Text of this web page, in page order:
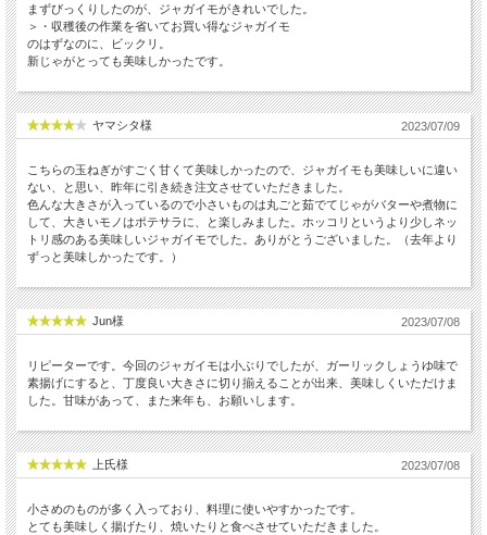
まずびっくりしたのが、ジャガイモがきれいでした。
＞・収穫後の作業を省いてお買い得なジャガイモ
のはずなのに、ビックリ。
新じゃがとっても美味しかったです。
ヤマシタ様 2023/07/09
こちらの玉ねぎがすごく甘くて美味しかったので、ジャガイモも美味しいに違い
ない、と思い、昨年に引き続き注文させていただきました。
色んな大きさが入っているので小さいものは丸ごと茹でてじゃがバターや煮物に
して、大きいモノはポテサラに、と楽しみました。ホッコリというより少しネッ
トリ感のある美味しいジャガイモでした。ありがとうございました。（去年より
ずっと美味しかったです。）
Jun様 2023/07/08
リピーターです。今回のジャガイモは小ぶりでしたが、ガーリックしょうゆ味で
素揚げにすると、丁度良い大きさに切り揃えることが出来、美味しくいただけま
した。甘味があって、また来年も、お願いします。
上氏様 2023/07/08
小さめのものが多く入っており、料理に使いやすかったです。
とても美味しく揚げたり、焼いたりと食べさせていただきました。